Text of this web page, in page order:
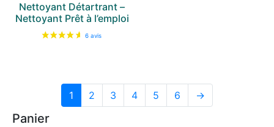
Nettoyant Détartrant –
Nettoyant Prêt à l’emploi
1 2 3 4 5 6 →
Panier